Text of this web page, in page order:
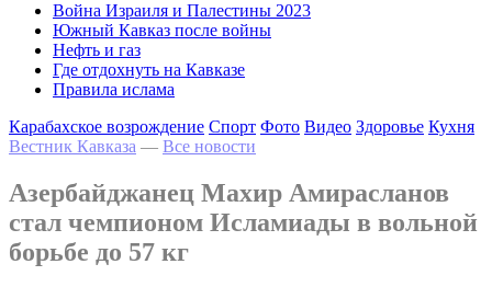
Война Израиля и Палестины 2023
Южный Кавказ после войны
Нефть и газ
Где отдохнуть на Кавказе
Правила ислама
Карабахское возрождение Спорт Фото Видео Здоровье Кухня
Вестник Кавказа — Все новости
Азербайджанец Махир Амирасланов
стал чемпионом Исламиады в вольной
борьбе до 57 кг